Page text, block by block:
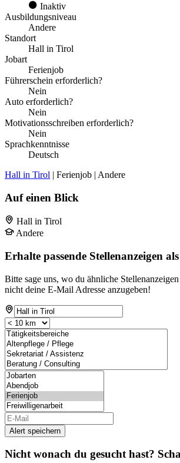
Inaktiv
Ausbildungsniveau
Andere
Standort
Hall in Tirol
Jobart
Ferienjob
Führerschein erforderlich?
Nein
Auto erforderlich?
Nein
Motivationsschreiben erforderlich?
Nein
Sprachkenntnisse
Deutsch
Hall in Tirol | Ferienjob | Andere
Auf einen Blick
Hall in Tirol
Andere
Erhalte passende Stellenanzeigen
Bitte sage uns, wo du ähnliche
nicht deine E-Mail Adresse anzugeben!
Alert speichern
Nicht wonach du gesucht hast?